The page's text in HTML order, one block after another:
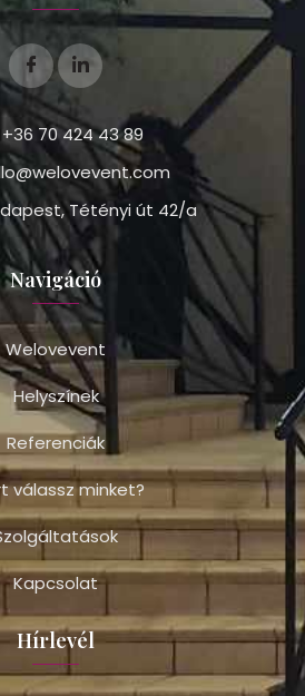
+36 70 424 43 89
Tétényi út 42/a
Navigáció
Welovevent
Helyszínek
Referenciák
válassz minket?
Kapcsolat
Hírlevél